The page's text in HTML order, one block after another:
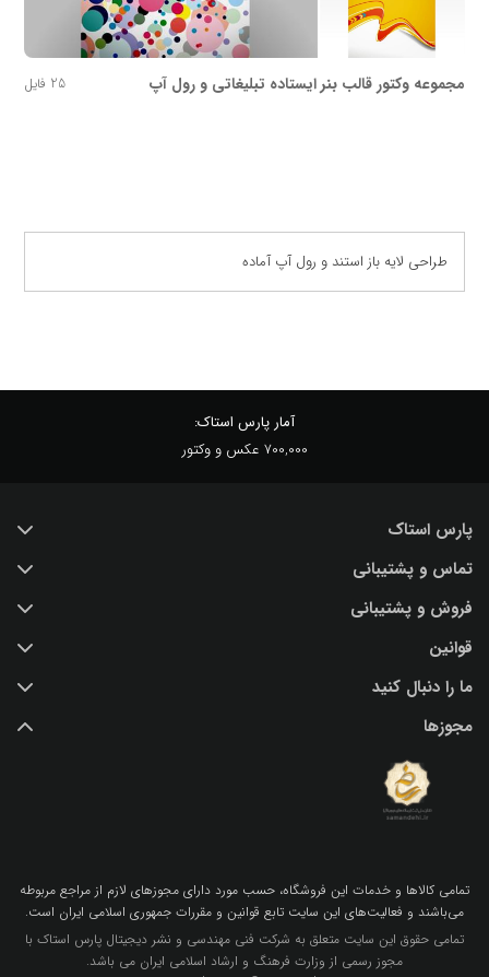
مجموعه وکتور قالب بنر ایستاده تبلیغاتی و رول آپ 25 فایل
طراحی لایه باز استند و رول آپ آماده
آمار پارس استاک:
700,000 عکس و وکتور
پارس استاک
خرید عکس با کیفیت
درباره ما
پرسش و پاسخ
اشتراک / تمدید
بلاگ پارس استاک
نکات و ترفندهای طراحی گرافیکی
تماس و پشتیبانی
تماس با ما
فروش و پشتیبانی
(IR) 021 28428845
support@parsstock.ir
قوانین
شرایط استفاده از وب سایت
سیاست حفظ حریم شخصی کاربران
ما را دنبال کنید
مجوزها
تمامي كالاها و خدمات اين فروشگاه، حسب مورد داراي مجوزهاي لازم از مراجع مربوطه
مي‌باشند و فعاليت‌هاي اين سايت تابع قوانين و مقررات جمهوري اسلامي ايران است.
تمامی حقوق این سایت متعلق به شرکت فنی مهندسی و نشر دیجیتال پارس استاک با
مجوز رسمی از وزارت فرهنگ و ارشاد اسلامی ایران می باشد.